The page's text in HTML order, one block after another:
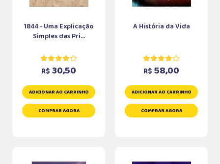
1844 - Uma Explicação
Simples das Pri...
R$ 30,50
ADICIONAR AO CARRINHO
COMPRAR AGORA
A História da Vida
R$ 58,00
ADICIONAR AO CARRINHO
COMPRAR AGORA